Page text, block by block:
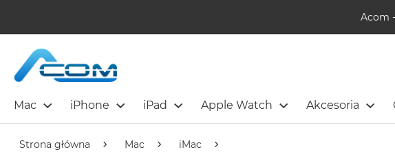
Acom
Mac iPhone iPad Apple Watch Akcesoria
Strona główna Mac
iMac